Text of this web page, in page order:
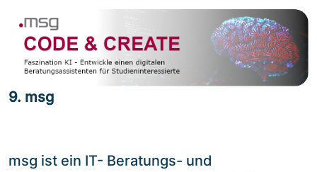
9. msg
msg ist ein IT- Beratungs- und